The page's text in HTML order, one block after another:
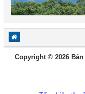
Copyright © 2026